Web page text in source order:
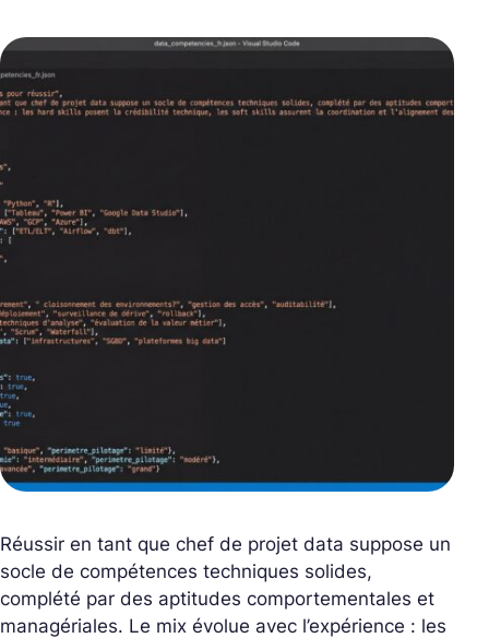
Réussir en tant que chef de projet data suppose un
socle de compétences techniques solides,
complété par des aptitudes comportementales et
managériales. Le mix évolue avec l’expérience : les